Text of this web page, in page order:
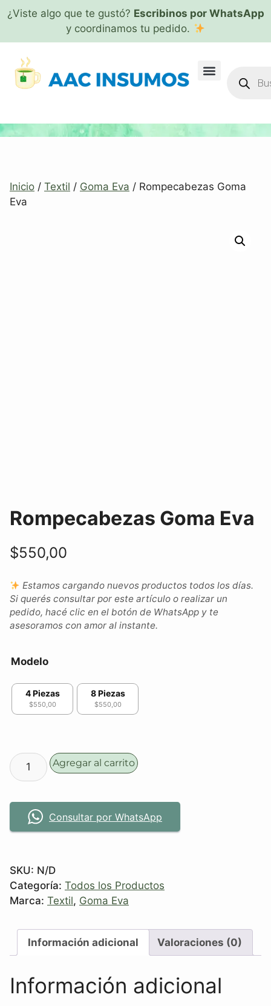
¿Viste algo que te gustó? Escribinos por WhatsApp
y coordinamos tu pedido.
Inicio / Textil / Goma Eva / Rompecabezas Goma
Eva
Rompecabezas Goma Eva
$550,00
Estamos cargando nuevos productos todos los días.
Si querés consultar por este artículo o realizar un
pedido, hacé clic en el botón de WhatsApp y te
asesoramos con amor al instante.
Modelo
4 Piezas
$550,00
8 Piezas
$550,00
Agregar al carrito
Consultar por WhatsApp
SKU: N/D
Categoría: Todos los Productos
Marca: Textil, Goma Eva
Información adicional Valoraciones (0)
Información adicional